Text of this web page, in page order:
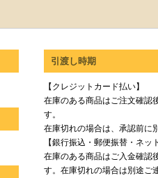
引渡し時期
【クレジットカード払い】
在庫のある商品はご注文確認
す。
在庫切れの場合は、承認前に
【銀行振込・郵便振替・ネッ
在庫のある商品はご入金確認
す。在庫切れの場合は別途ご